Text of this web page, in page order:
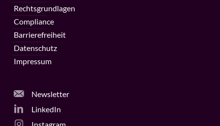
Rechtsgrundlagen
Compliance
Barrierefreiheit
Datenschutz
Impressum
Newsletter
LinkedIn